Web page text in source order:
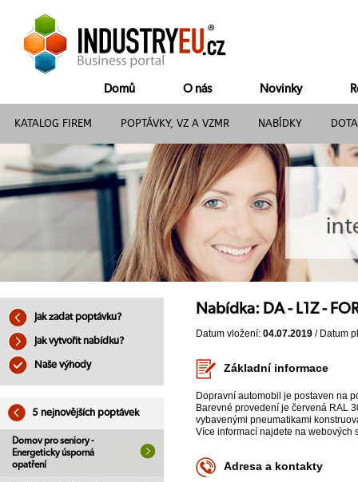
Domů O nás Novinky
KATALOG FIREM POPTÁVKY, VZ A VZMR NABÍDKY
Jak zadat poptávku?
Jak vytvořit nabídku?
Naše výhody
5 nejnovějších poptávek
Domov pro seniory -
Energeticky úsporná
opatření
Nabídka: DA - L1Z -
Datum vložení: 04.07.2019 / Datum
Základní informace
Dopravní automobil je postaven na
Barevné provedení je červená RAL
vybavenými pneumatikami
Více informací najdete na webových
Adresa a kontakty